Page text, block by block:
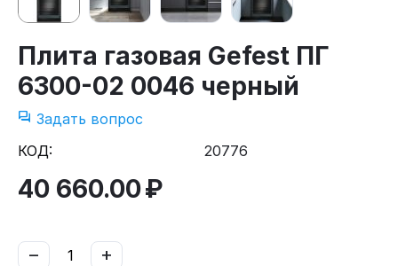
Плита газовая Gefest ПГ
6300-02 0046 черный
Задать вопрос
КОД:
20776
40 660.00₽
+
−